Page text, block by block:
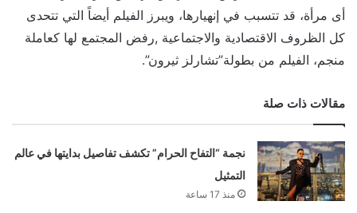
أى مرأة، قد تتسبب في إنهيارها، ويبرز الفيلم أيضاً التي تتحدى
كل الظروف الاقتصادية والاجتماعية ,رفض المجتمع لها كعاملة
منجم، الفيلم من بطولة”تشارلز ثيرون”.
مقالات ذات صلة
نجمة “التفاح الحرام” تكشف تفاصيل بدايتها في عالم
التمثيل
منذ 17 ساعة